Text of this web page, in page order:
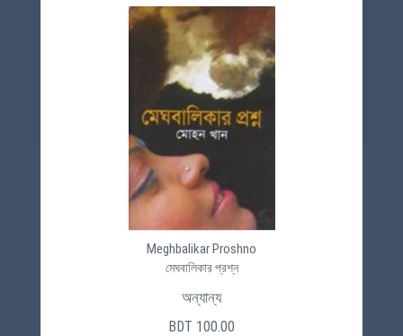
Meghbalikar Proshno
মেঘবালিকার প্রশ্ন
অন্যান্য
BDT 100.00